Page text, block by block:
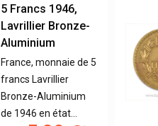
5 Francs 1946,
Lavrillier Bronze-
Aluminium
France, monnaie de 5
francs Lavrillier
Bronze-Aluminium
de 1946 en état…